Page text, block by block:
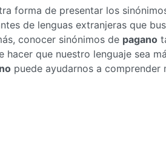
forma de presentar los
de lenguas extranjeras que
conocer sinónimos de pagano
hacer que nuestro lenguaje sea
puede ayudarnos a